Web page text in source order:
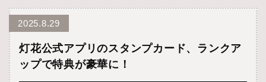
2025.8.29
灯花公式アプリのスタンプカード、ランクア
ップで特典が豪華に！